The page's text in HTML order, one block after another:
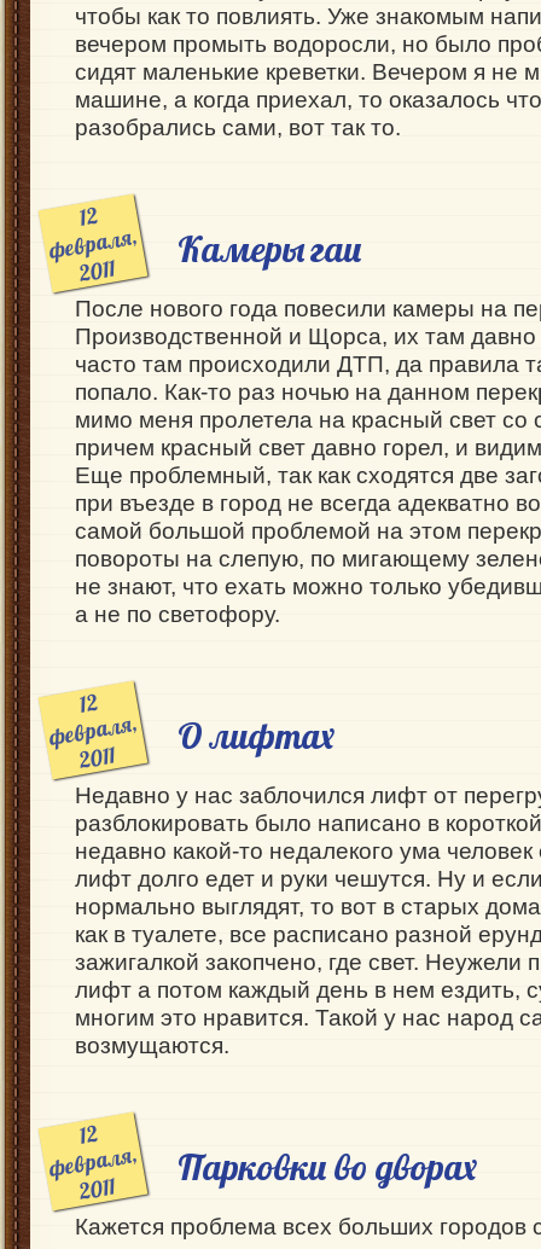
чтобы как то повлиять. Уже знакомым
вечером промыть водоросли, но было
сидят маленькие креветки. Вечером я не
машине, а когда приехал, то оказалось
разобрались сами, вот так то.
12
февраля,
2011
Камеры гаи
После нового года повесили камеры на
Производственной и Щорса, их там
часто там происходили ДТП, да правила
попало. Как-то раз ночью на данном
мимо меня пролетела на красный свет со
причем красный свет давно горел, и
Еще проблемный, так как сходятся две
при въезде в город не всегда адекватно
самой большой проблемой на этом
повороты на слепую, по мигающему
не знают, что ехать можно только
а не по светофору.
12
февраля,
2011
О лифтах
Недавно у нас заблочился лифт от
разблокировать было написано в
недавно какой-то недалекого ума
лифт долго едет и руки чешутся. Ну и
нормально выглядят, то вот в старых
как в туалете, все расписано разной
зажигалкой закопчено, где свет. Неужели
лифт а потом каждый день в нем ездить,
многим это нравится. Такой у нас народ
возмущаются.
12
февраля,
2011
Парковки во дворах
Кажется проблема всех больших городов